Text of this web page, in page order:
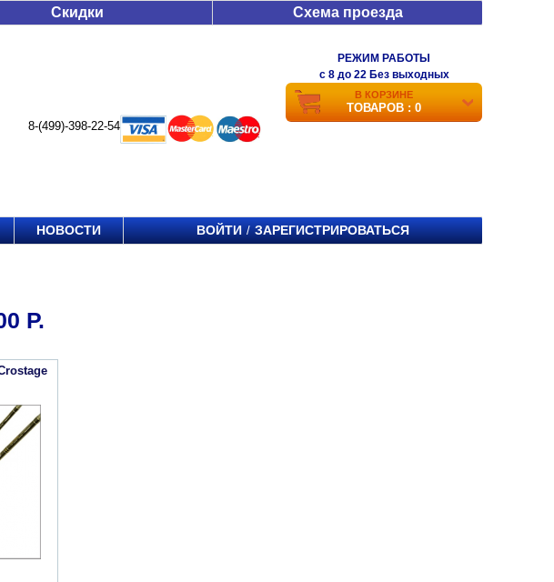
Скидки Схема проезда
8-(499)-398-22-54
РЕЖИМ РАБОТЫ
c 8 до 22 Без выходных
В КОРЗИНЕ
ТОВАРОВ : 0
НОВОСТИ ВОЙТИ / ЗАРЕГИСТРИРОВАТЬСЯ
Р.